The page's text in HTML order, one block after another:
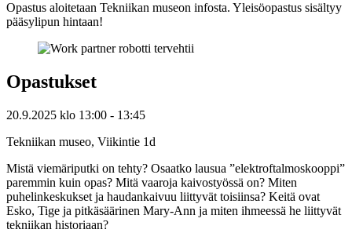
Opastus aloitetaan Tekniikan museon infosta. Yleisöopastus sisältyy
pääsylipun hintaan!
Opastukset
20.9.2025 klo 13:00 - 13:45
Tekniikan museo, Viikintie 1d
Mistä viemäriputki on tehty? Osaatko lausua ”elektroftalmoskooppi”
paremmin kuin opas? Mitä vaaroja kaivostyössä on? Miten
puhelinkeskukset ja haudankaivuu liittyvät toisiinsa? Keitä ovat
Esko, Tige ja pitkäsäärinen Mary-Ann ja miten ihmeessä he liittyvät
tekniikan historiaan?